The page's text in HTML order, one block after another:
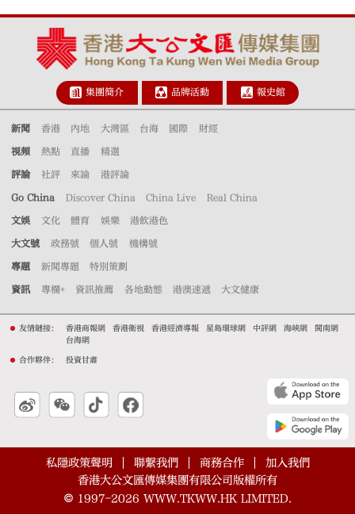
集團簡介 品牌活動 報史館
新聞 香港 內地 大灣區 台海 國際 財經
視頻 熱點 直播 精選
評論 社評 來論 港評論
Go China Discover China China Live Real China
文娛 文化 體育 娛樂 港飲港色
大文號 政務號 個人號 機構號
專題 新聞專題 特別策劃
資訊 專欄+ 資訊推薦 各地動態 港澳速遞 大文健康
友情鏈接： 香港商報網 香港衛視 香港經濟導報 星島環球網 中評網 海峽網
閩南網
台海網
合作夥伴： 投資甘肅
私隱政策聲明 聯繫我們 商務合作
加入我們
香港大公文匯傳媒集團有限公司版權所有
© 1997-2026 WWW.TKWW.HK LIMITED.